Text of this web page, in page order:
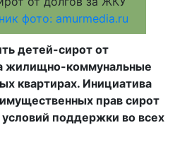
фото: amurmedia.ru
детей-сирот от
жилищно-коммунальные
квартирах. Инициатива
прав сирот
поддержки во всех